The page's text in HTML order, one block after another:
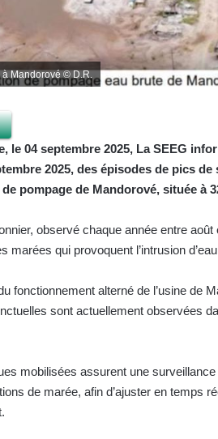
Mandorové © D.R.
le 04 septembre 2025, La SEEG
2025, des épisodes de pics
pompage de Mandorové, située à
observé chaque année entre
marées qui provoquent l’intrusion
fonctionnement alterné de l’usine de
sont actuellement observées
mobilisées assurent une
de marée, afin d’ajuster en temps